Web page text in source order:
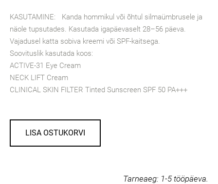
KASUTAMINE: Kanda hommikul või õhtul silmaümbrusele ja
näole tupsutades. Kasutada igapäevaselt 28–56 päeva.
Vajadusel katta sobiva kreemi või SPF-kaitsega.
Soovituslik kasutada koos:
ACTIVE-31 Eye Cream
NECK LIFT Cream
CLINICAL SKIN FILTER Tinted Sunscreen SPF 50 PA+++
LISA OSTUKORVI
Tarneaeg: 1-5 tööpäeva.